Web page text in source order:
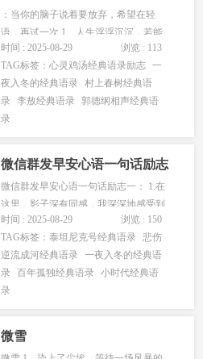
：当你的脑子说着要放弃，希望在轻
语，再试一次 1、人生浮浮沉沉，若能
淡然处之，生活就会展现优雅的笑容。
活得淡泊，方能平和；心态平和，方能
致远。人生的许多档次，不在于外在的
包装，而在于内心的品质；人生的许多
境界，不在于跟随，而在于尝试；人生
时间 : 2025-08-29
浏览 : 113
TAG标签：心灵鸡汤经典语录励志 一
夜入冬的经典语录 村上春树经典语
录 李敖经典语录 郭德纲相声经典语
录
微信群发早安心语一句话励志
微信群发早安心语一句话励志一： 1.在
这里，影子深有同感，我深深地感受到
生命的脆弱，与病魔的斗争也是举步艰
难，一个让人生不如死的难受与煎熬，
就在你的不经意间，或许就在下一秒，
你就到尽头了。你连想得来不及想就这
样离开。 2.把凝重的相思交给夏...
时间 : 2025-08-29
浏览 : 150
TAG标签：泰坦尼克号经典语录 悲伤
逆流成河经典语录 一夜入冬的经典语
录 百年孤独经典语录 小时代经典语
录
微雪